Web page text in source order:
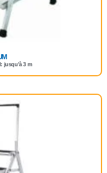
jusqu’à 3 m